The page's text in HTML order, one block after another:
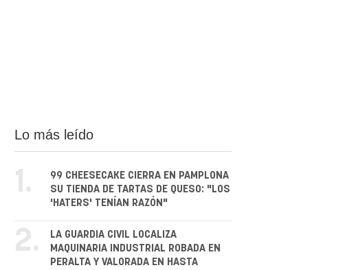
Lo más leído
1.
99 CHEESECAKE CIERRA EN PAMPLONA
SU TIENDA DE TARTAS DE QUESO: "LOS
'HATERS' TENÍAN RAZÓN"
2.
LA GUARDIA CIVIL LOCALIZA
MAQUINARIA INDUSTRIAL ROBADA EN
PERALTA Y VALORADA EN HASTA